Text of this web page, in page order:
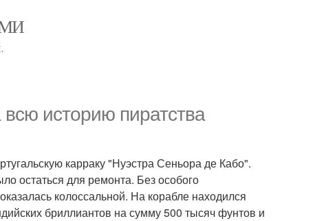
историю пиратства
карраку "Нуэстра Сеньора де Кабо".
остаться для ремонта. Без особого
колоссальной. На корабле находился
бриллиантов на сумму 500 тысяч фунтов и